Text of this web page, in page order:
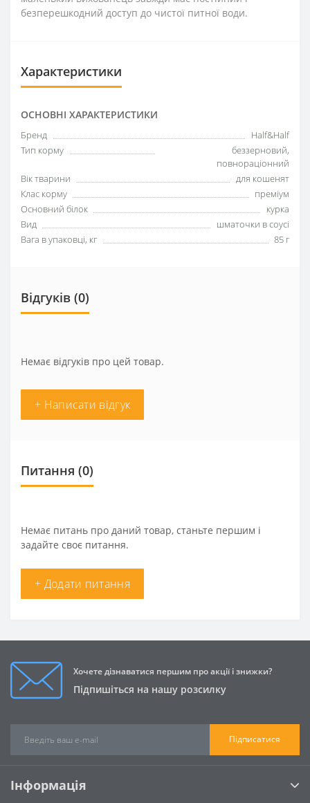
безперешкодний доступ до чистої питної води.
Характеристики
ОСНОВНІ ХАРАКТЕРИСТИКИ
Бренд
Half&Half
Тип корму
беззерновий,
повнораціонний
Вік тварини
для кошенят
Клас корму
преміум
Основний білок
курка
Вид
шматочки в соусі
Вага в упаковці, кг
85 г
Відгуків (0)
Немає відгуків про цей товар.
+ Написати відгук
Питання (0)
Немає питань про даний товар, станьте першим і
задайте своє питання.
+ Додати питання
Хочете дізнаватися першим про акції і знижки?
Підпишіться на нашу розсилку
Підписатися
Інформація